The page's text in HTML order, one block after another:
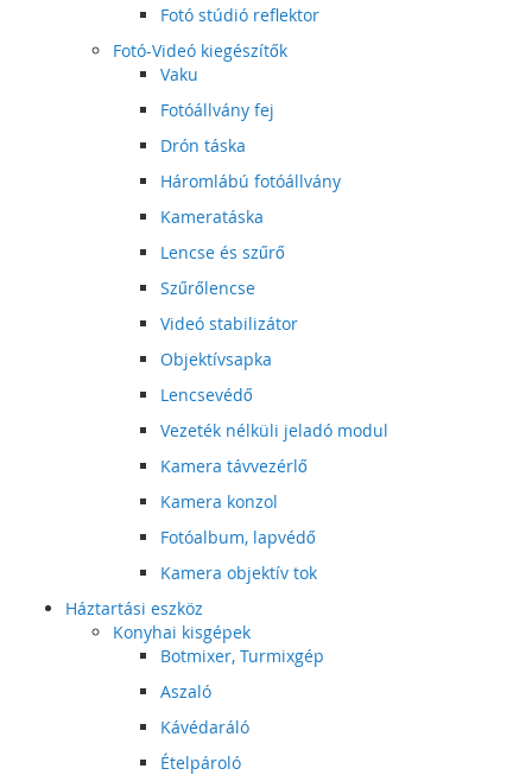
Fotó stúdió reflektor
Fotó-Videó kiegészítők
Vaku
Fotóállvány fej
Drón táska
Háromlábú fotóállvány
Kameratáska
Lencse és szűrő
Szűrőlencse
Videó stabilizátor
Objektívsapka
Lencsevédő
Vezeték nélküli jeladó modul
Kamera távvezérlő
Kamera konzol
Fotóalbum, lapvédő
Kamera objektív tok
Háztartási eszköz
Konyhai kisgépek
Botmixer, Turmixgép
Aszaló
Kávédaráló
Ételpároló